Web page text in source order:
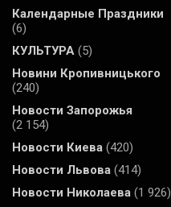
Календарные Праздники
(6)
КУЛЬТУРА (5)
Новини Кропивницького
(240)
Новости Запорожья
(2 154)
Новости Киева (420)
Новости Львова (414)
Новости Николаева (1 926)